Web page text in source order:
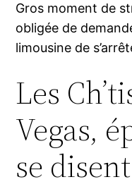
Gros moment de
obligée de
limousine de
Les
Vegas,
se